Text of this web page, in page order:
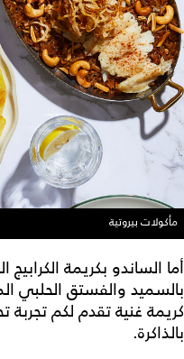
مأكولات بيروتية
أما الساندو بكريمة
بالسميد والفستق الحلبي
كريمة غنية تقدم لكم تجربة
بالذاكرة.